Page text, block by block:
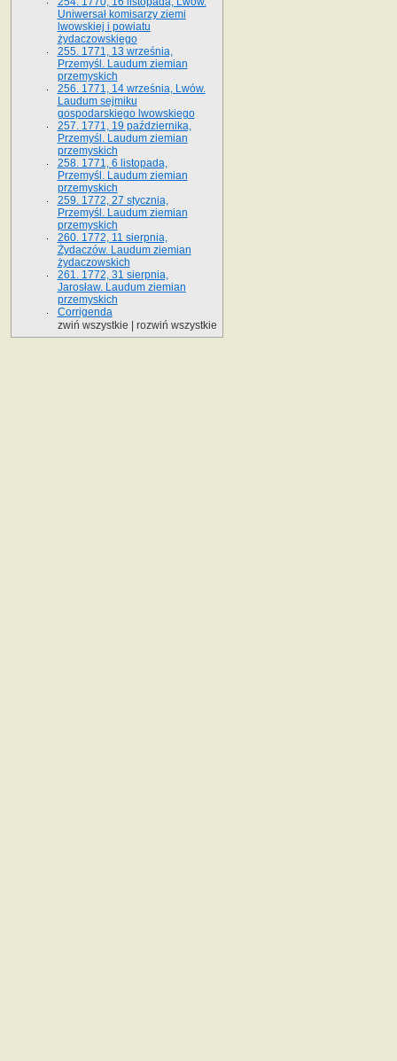
Uniwersał komisarzy ziemi
lwowskiej i powiatu
żydaczowskiego
255. 1771, 13 września,
Przemyśl. Laudum ziemian
przemyskich
256. 1771, 14 września, Lwów.
Laudum sejmiku
gospodarskiego lwowskiego
257. 1771, 19 października,
Przemyśl. Laudum ziemian
przemyskich
258. 1771, 6 listopada,
Przemyśl. Laudum ziemian
przemyskich
259. 1772, 27 stycznia,
Przemyśl. Laudum ziemian
przemyskich
260. 1772, 11 sierpnia,
Żydaczów. Laudum ziemian
żydaczowskich
261. 1772, 31 sierpnia,
Jarosław. Laudum ziemian
przemyskich
Corrigenda
zwiń wszystkie
rozwiń wszystkie